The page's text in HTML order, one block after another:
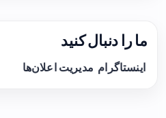
ما را دنبال کنید
اینستاگرام مدیریت اعلان‌ها